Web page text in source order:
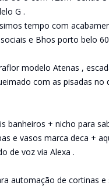
G .
tempo com
e Bhos porto belo
modelo Atenas ,
com as pisadas
banheiros + nicho para
e vasos marca deca +
de voz via Alexa .
automação de cortinas e